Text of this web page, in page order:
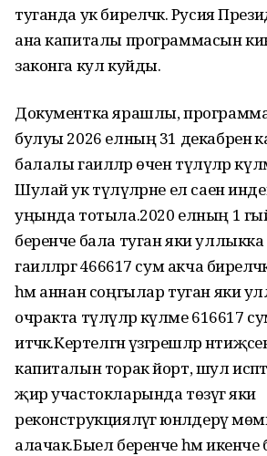
туганда ук биреләчәк. Русия
ана капиталы программасын
законга кул куйды.
Документка ярашлы,
булуы 2026 елның 31 декабренә
балалы гаиләләр өчен түләүләр
Шулай ук түләүләрне ел саен
уңында тотыла.2020 елның 1
беренче бала туган яки
гаиләләргә 466617 сум акча
һәм аннан соңгылар туган яки
очракта түләүләр күләме 616617
итәчәк.Кертелгән үзгәрешләр
капиталын торак йорт, шул
җир участокларында төзүгә яки
реконструкцияләүгә юнәлдерү
алачак.Быел беренче һәм